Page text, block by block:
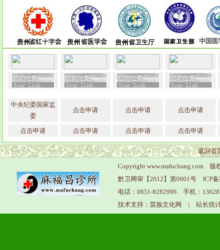
中央纪委国家监
委
点击申请 点击申请 点击申请
点击申请 点击申请 点击申请 点击申请
返回首
Copyright www.mafuchang.com 版
黔卫网审【2012】第0001号 ICP
电话：0851-8282996 手机：
技术支持：苗族文化网
| 站长统